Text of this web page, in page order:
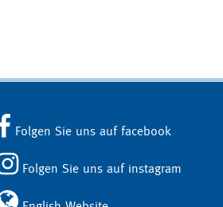
Folgen Sie uns auf facebook
Folgen Sie uns auf instagram